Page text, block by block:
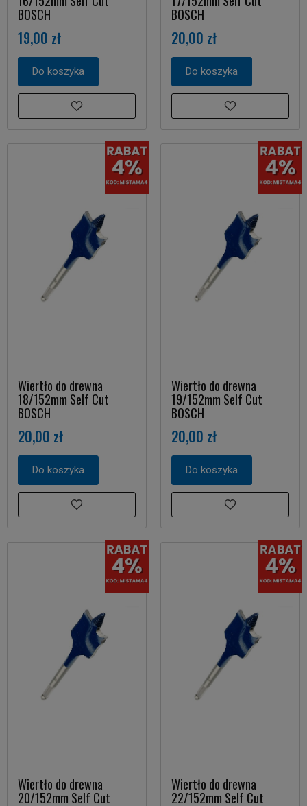
BOSCH
19,00 zł
Do koszyka
BOSCH
20,00 zł
Do koszyka
Wiertło do drewna
18/152mm Self Cut
BOSCH
20,00 zł
Do koszyka
Wiertło do drewna
19/152mm Self Cut
BOSCH
20,00 zł
Do koszyka
Wiertło do drewna
20/152mm Self Cut
Wiertło do drewna
22/152mm Self Cut